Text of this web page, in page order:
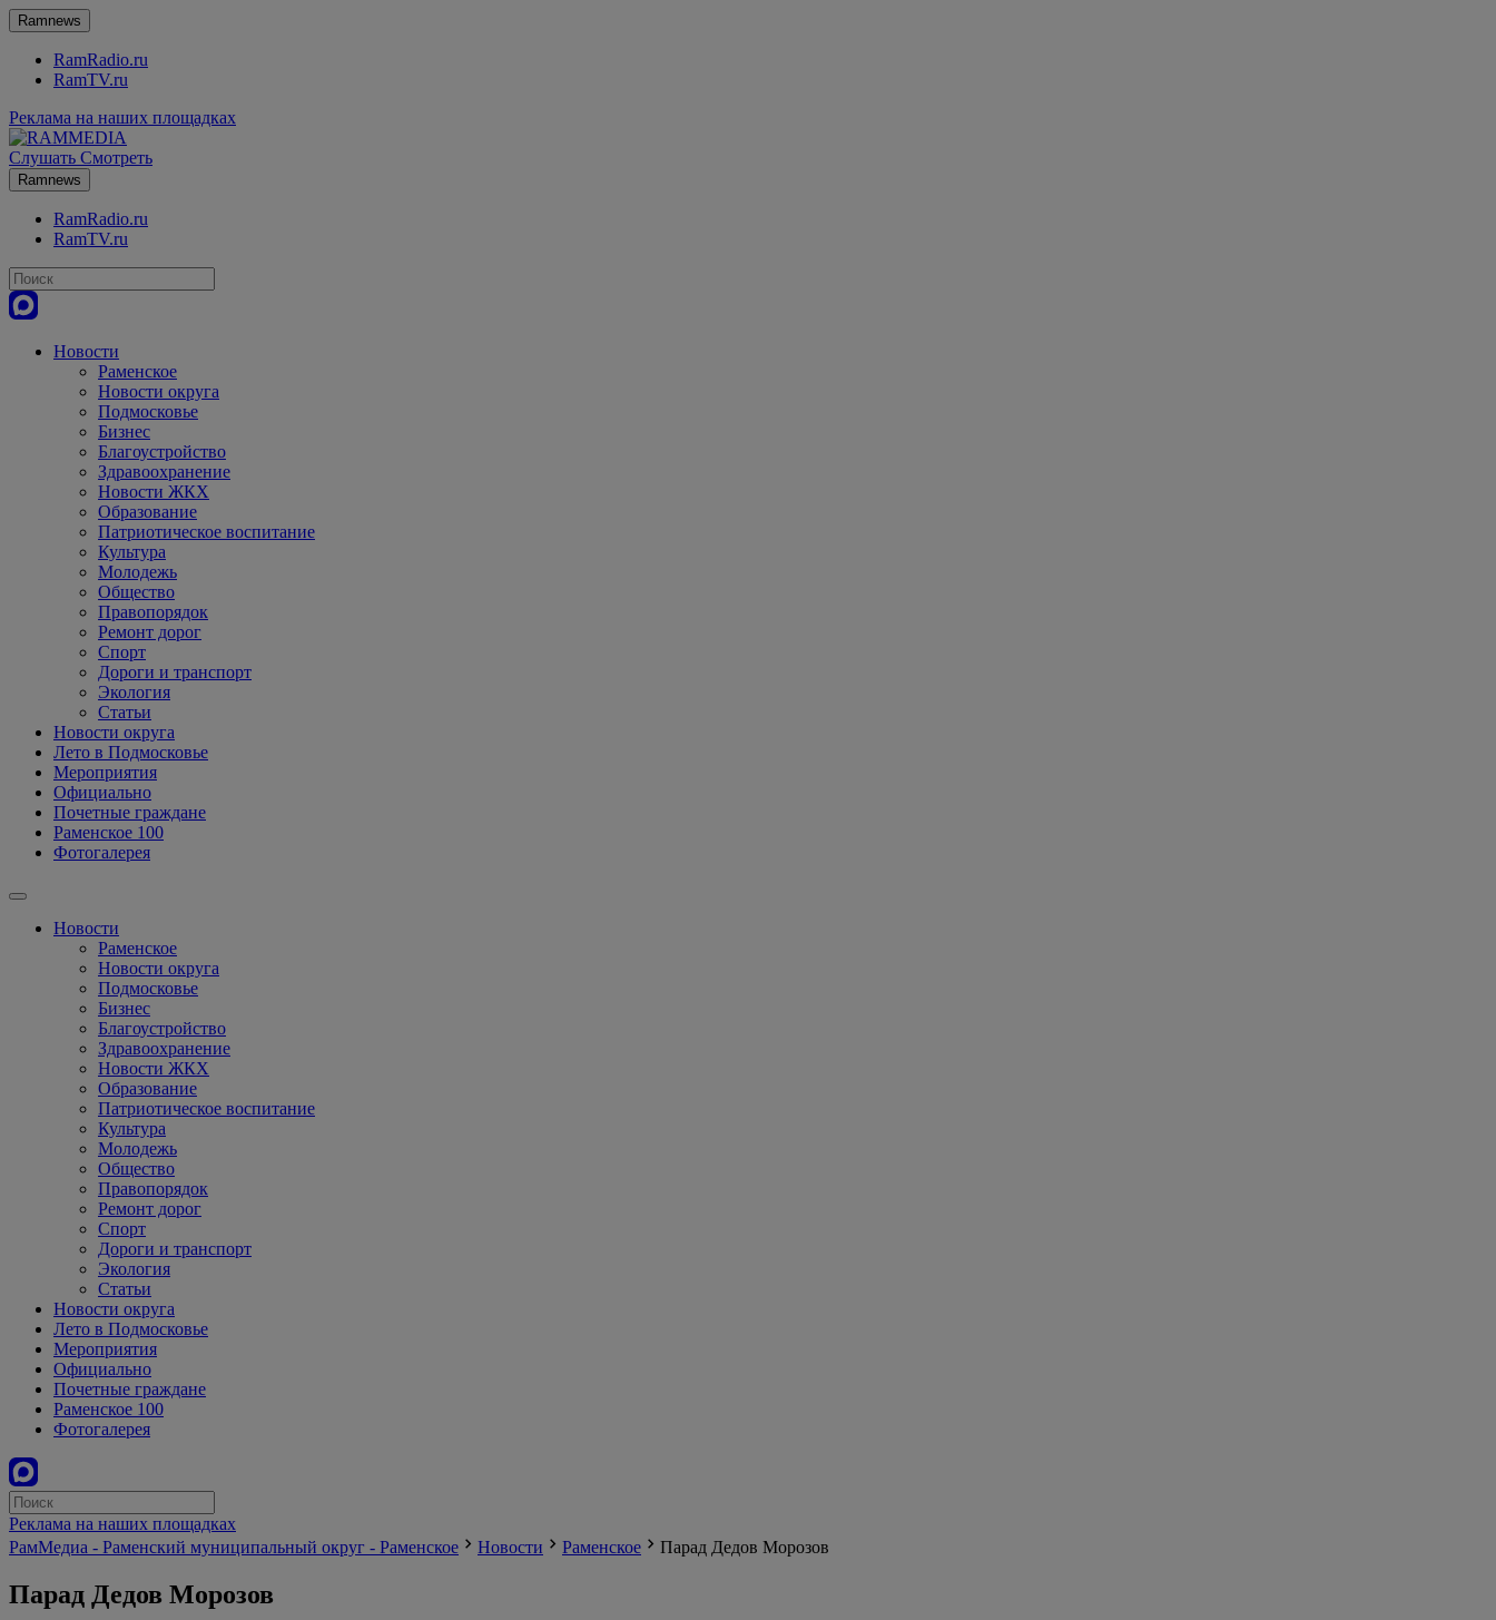
Ramnews
RamRadio.ru
RamTV.ru
Реклама на наших площадках
Слушать Смотреть
Ramnews
RamRadio.ru
RamTV.ru
Новости
Раменское
Новости округа
Подмосковье
Бизнес
Благоустройство
Здравоохранение
Новости ЖКХ
Образование
Патриотическое воспитание
Культура
Молодежь
Общество
Правопорядок
Ремонт дорог
Спорт
Дороги и транспорт
Экология
Статьи
Новости округа
Лето в Подмосковье
Мероприятия
Официально
Почетные граждане
Раменское 100
Фотогалерея
Новости
Раменское
Новости округа
Подмосковье
Бизнес
Благоустройство
Здравоохранение
Новости ЖКХ
Образование
Патриотическое воспитание
Культура
Молодежь
Общество
Правопорядок
Ремонт дорог
Спорт
Дороги и транспорт
Экология
Статьи
Новости округа
Лето в Подмосковье
Мероприятия
Официально
Почетные граждане
Раменское 100
Фотогалерея
Реклама на наших площадках
РамМедиа - Раменский муниципальный округ - Раменское
Новости Раменское Парад Дедов Морозов
Парад Дедов Морозов